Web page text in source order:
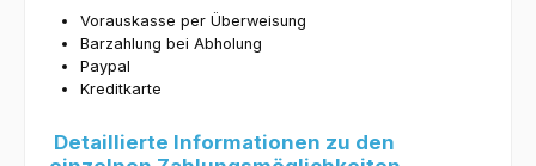
Vorauskasse per Überweisung
Barzahlung bei Abholung
Paypal
Kreditkarte
Detaillierte Informationen zu den